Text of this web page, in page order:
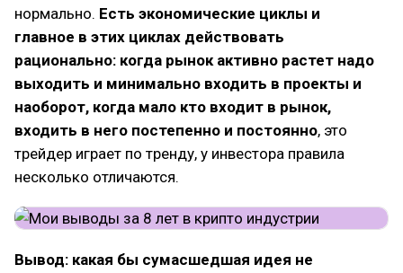
нормально. Есть экономические циклы и
главное в этих циклах действовать
рационально: когда рынок активно растет надо
выходить и минимально входить в проекты и
наоборот, когда мало кто входит в рынок,
входить в него постепенно и постоянно, это
трейдер играет по тренду, у инвестора правила
несколько отличаются.
Вывод: какая бы сумасшедшая идея не